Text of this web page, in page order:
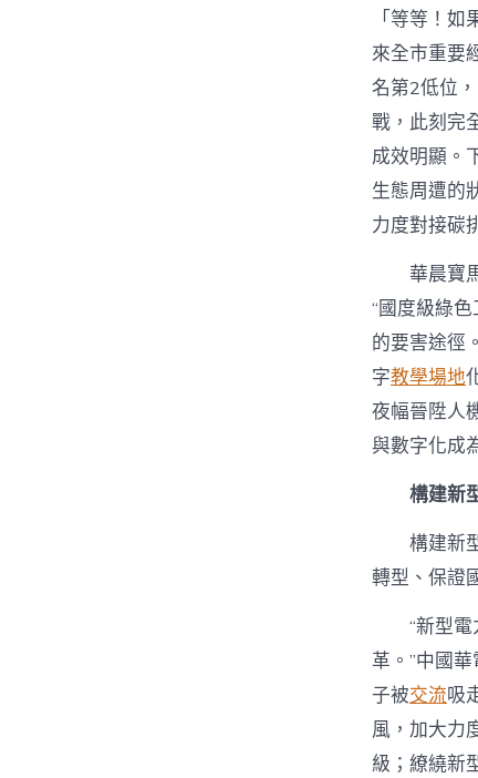
「等等！
來全市重要
名第2低位
戰，此刻完
成效明顯。
生態周遭的
力度對接碳
華晨寶
“國度級綠
的要害途徑
字教學場地
夜幅晉陞人
與數字化成
構建新
構建新
轉型、保證
“新型電
革。”中國
子被交流吸
風，加大力
級；繚繞新